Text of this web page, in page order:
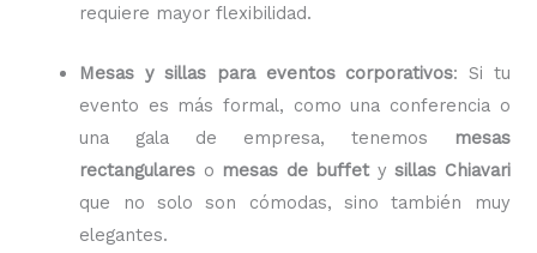
requiere mayor flexibilidad.
Mesas y sillas para eventos corporativos: Si tu
evento es más formal, como una conferencia o
una gala de empresa, tenemos
mesas
rectangulares o mesas de buffetysillas Chiavari
que no solo son cómodas, sino también muy
elegantes.